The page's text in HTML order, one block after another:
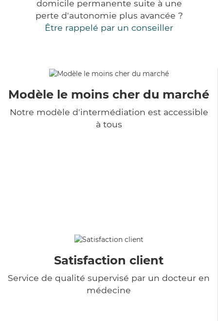
domicile permanente suite à une
perte d'autonomie plus avancée ?
Être rappelé par un conseiller
Modèle le moins cher du marché
Notre modèle d'intermédiation est accessible
à tous
Satisfaction client
Service de qualité supervisé par un docteur en
médecine